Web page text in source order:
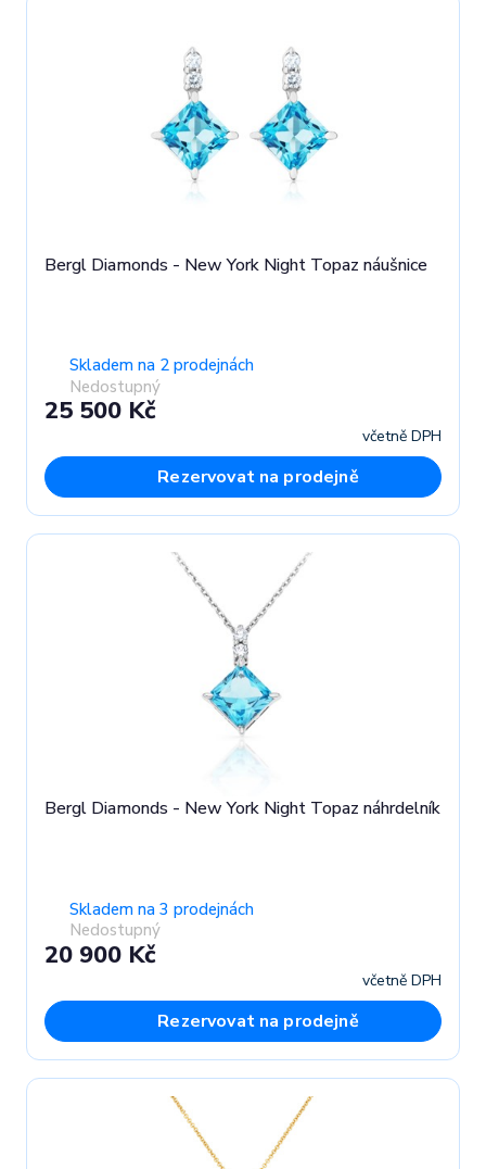
Bergl Diamonds - New York Night Topaz náušnice
Skladem na 2 prodejnách
Nedostupný
25 500 Kč
včetně DPH
Rezervovat na prodejně
Bergl Diamonds - New York Night Topaz náhrdelník
Skladem na 3 prodejnách
Nedostupný
20 900 Kč
včetně DPH
Rezervovat na prodejně